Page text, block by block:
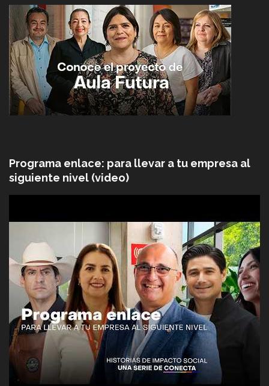
Programa enlace: para llevar a tu empresa al
siguiente nivel (video)